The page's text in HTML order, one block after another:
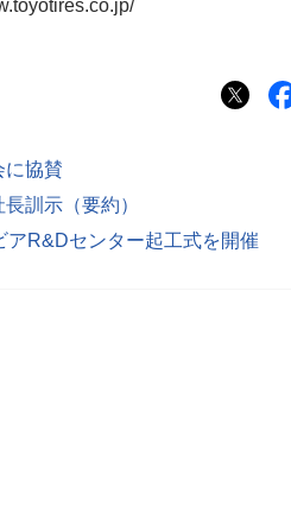
に協賛
訓示（要約）
アR&Dセンター起工式を開催